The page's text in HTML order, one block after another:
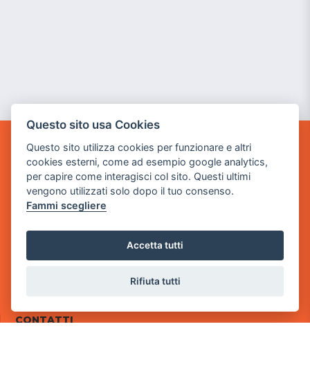
POWER GAME SRL
Sede Legale
via Villaggio dei Platani, 3
- 25014 Castenedolo, Brescia
via Industriale, 2 - 25082 Botticino, BS
Partita iva 03308130982
CONTATTI
Questo sito usa Cookies
Questo sito utilizza cookies per funzionare e altri
cookies esterni, come ad esempio google analytics,
per capire come interagisci col sito. Questi ultimi
vengono utilizzati solo dopo il tuo consenso.
Fammi scegliere
Accetta tutti
Rifiuta tutti